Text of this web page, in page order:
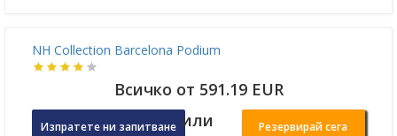
NH Collection Barcelona Podium